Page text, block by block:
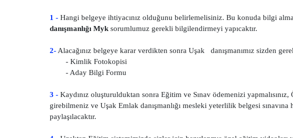
1 - Hangi belgeye ihtiyacınız olduğunu belirlemelisiniz. Bu konuda bilgi
danışmanlığı Myk sorumlumuz gerekli bilgilendirmeyi yapıcaktır.
2- Alacağınız belgeye karar verdikten sonra Uşak danışmanımız sizden
- Kimlik Fotokopisi
- Aday Bilgi Formu
3 - Kaydınız oluşturulduktan sonra Eğitim ve Sınav ödemenizi
girebilmeniz ve Uşak Emlak danışmanlığı mesleki yeterlilik belgesi
paylaşılacaktır.